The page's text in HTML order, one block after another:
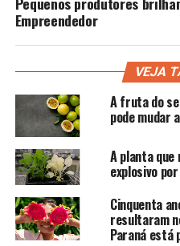
Empreendedor
VEJA
A fruta do
pode mudar
A planta que
explosivo
Cinquenta
resultaram
Paraná está